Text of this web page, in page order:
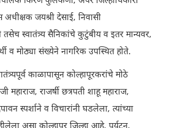
जयश्री देसाई, निवासी
स्वातंत्र्य सैनिकांचे कुटुंबीय व इतर मान्यवर,
व मोठ्या संख्येने नागरिक उपस्थित होते.
काळापासून कोल्हापूरकरांचे मोठे
महाराज, राजर्षी छत्रपती शाहू महाराज,
स्पर्शाने व विचारांनी घडलेला, त्यांच्या